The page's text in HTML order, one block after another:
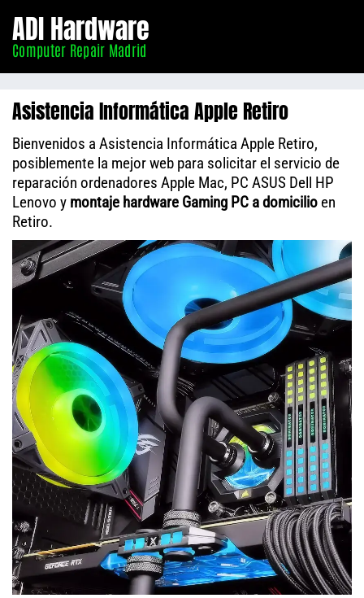
Madrid
ADI Hardware
Computer Repair Madrid
Asistencia Informática Apple Retiro
Bienvenidos a Asistencia Informática Apple Retiro,
posiblemente la mejor web para solicitar el servicio de
reparación ordenadores Apple Mac, PC ASUS Dell HP
Lenovo y montaje hardware Gaming PC a domicilio en
Retiro.